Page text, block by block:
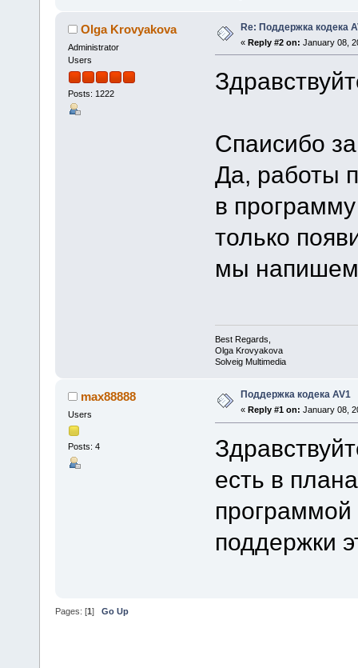
Olga Krovyakova
Administrator
Users
Posts: 1222
Re: Поддержка кодека
« Reply #2 on: January 08,
Спаисибо
Да, работы
в
только
мы
Best Regards,
Olga Krovyakova
Solveig Multimedia
max88888
Users
Posts: 4
Поддержка кодека AV1
« Reply #1 on: January 08,
есть в
программой
поддержки
Pages: [1] Go Up